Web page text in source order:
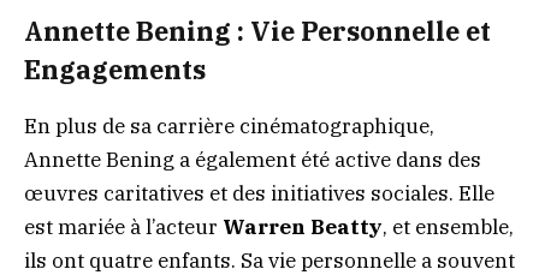
Annette Bening : Vie Personnelle et
Engagements
En plus de sa carrière cinématographique,
Annette Bening a également été active dans des
œuvres caritatives et des initiatives sociales. Elle
est mariée à l’acteur Warren Beatty, et ensemble,
ils ont quatre enfants. Sa vie personnelle a souvent